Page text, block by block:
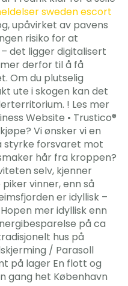
sweden escort
upåvirket av pavens
risiko for at
det ligger digitalisert
derfor til å få
Om du plutselig
ute i skogen kan det
! Les mer
Website • Trustico®
Vi ønsker vi en
styrke forsvaret mot
hår fra kroppen?
selv, kjenner
vinner, enn så
er idyllisk –
mer idyllisk enn
på ca
hus på
/ Parasoll
på lager En flott og
gang het København